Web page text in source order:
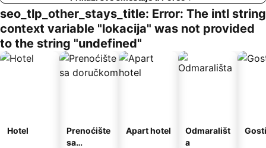
seo_tlp_other_stays_title: Error: The intl string
context variable "lokacija" was not provided
to the string "undefined"
Hotel
Prenoćište
sa
Apart hotel
Odmarališt
a